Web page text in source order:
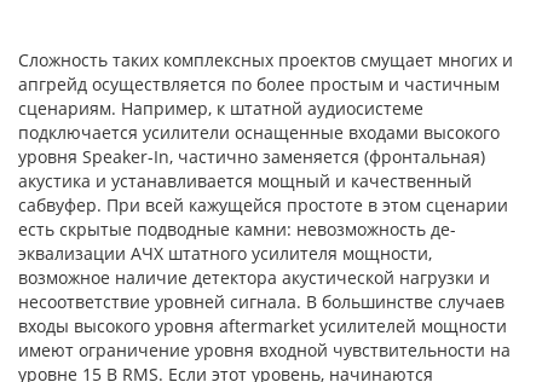
Сложность таких комплексных проектов смущает многих и
апгрейд осуществляется по более простым и частичным
сценариям. Например, к штатной аудиосистеме
подключается усилители оснащенные входами высокого
уровня Speaker-In, частично заменяется (фронтальная)
акустика и устанавливается мощный и качественный
сабвуфер. При всей кажущейся простоте в этом сценарии
есть скрытые подводные камни: невозможность де-
эквализации АЧХ штатного усилителя мощности,
возможное наличие детектора акустической нагрузки и
несоответствие уровней сигнала. В большинстве случаев
входы высокого уровня aftermarket усилителей мощности
имеют ограничение уровня входной чувствительности на
уровне 15 В RMS. Если этот уровень, начинаются